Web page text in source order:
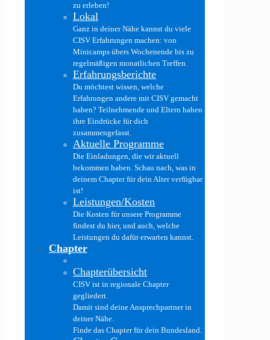
zu erleben!
Lokal
Ganz in deiner Nähe kannst du viele
CISV Erfahrungen machen: von
Minicamps übers Wochenende bis zu
regelmäßigen monatlichen Treffen.
Erfahrungsberichte
Du möchtest wissen, welche
Erfahrungen andere mit CISV gemacht
haben? Teilnehmende und Eltern haben
ihre Eindrücke für dich
zusammengefasst.
Aktuelle Programme
Die Einladungen, die wir aktuell
bekommen haben. Schau nach, was in
deinem Chapter für dein Alter verfügbar
ist!
Leistungen/Kosten
Die Kosten für unsere Programme
findest du hier, und auch, welche
Leistungen du dafür erwarten kannst.
Chapter
Chapterübersicht
CISV ist in regionale Chapter
gegliedert.
Damit sind deine Ansprechpartner in
deiner Nähe.
Finde das Chapter für dein Bundesland.